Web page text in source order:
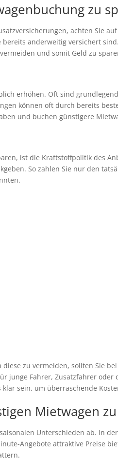
zu
achten Sie
anderweitig versichert
und somit Geld zu
erhöhen. Oft sind
können oft durch bereits
und buchen günstigere
ist die Kraftstoffpolitik des
So zahlen Sie nur den
zu vermeiden, sollten Sie
Fahrer, Zusatzfahrer oder
sein, um überraschende
Mietwagen
Unterschieden ab. In
Angebote attraktive Preise